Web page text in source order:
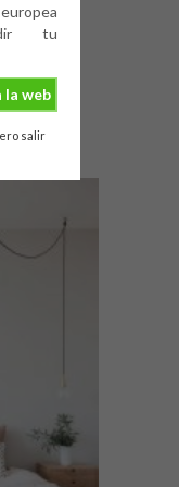
tu
la web
salir